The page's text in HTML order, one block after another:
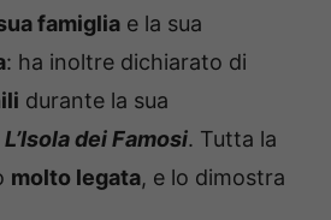
famiglia e la sua
: ha inoltre dichiarato di
durante la sua
L’Isola dei Famosi. Tutta la
molto legata, e lo dimostra